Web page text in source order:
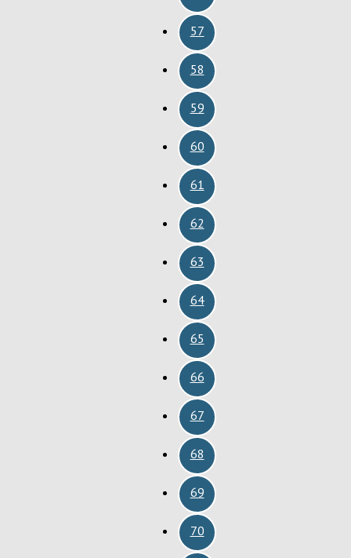
57
58
59
60
61
62
63
64
65
66
67
68
69
70